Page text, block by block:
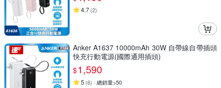
4.7(2)
Anker A1637 10000mAh 30W 自帶線自帶插頭
快充行動電源(國際通用插頭)
$1,590
5 (6) 總銷量>50